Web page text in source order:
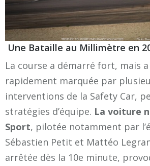
Une Bataille au Millimètre en
La course a démarré fort, mais
rapidement marquée par
interventions de la Safety Car,
stratégies d’équipe. La voiture
Sport, pilotée notamment par
Sébastien Petit et Mattéo
arrêtée dès la 10e minute,